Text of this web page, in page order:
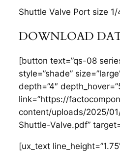
Shuttle Valve Port size 1/
DOWNLOAD
[button text=”qs-08
style=”shade”
depth=”4″
link=”https://
content/uploads/2025/
Shuttle-Valve.pdf”
[ux_text